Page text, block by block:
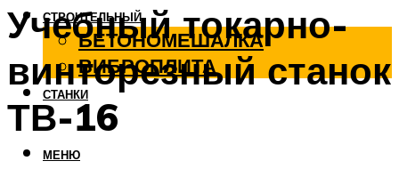
СТРОИТЕЛЬНЫЙ
БЕТОНОМЕШАЛКА
ВИБРОПЛИТА
СТАНКИ
МЕНЮ
Учебный токарно-
винторезный станок
ТВ-16